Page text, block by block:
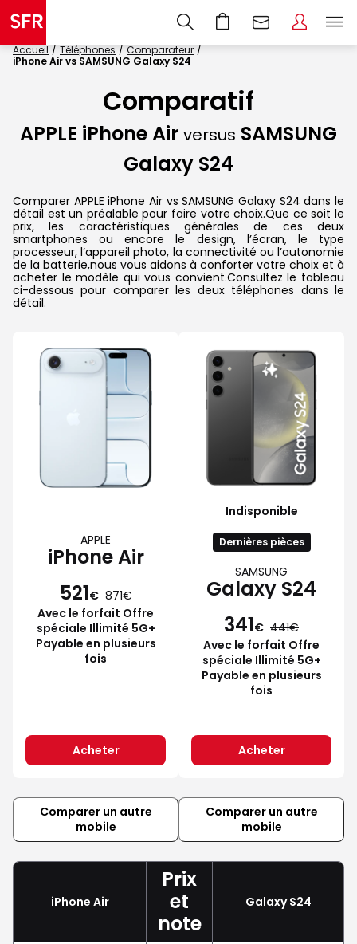
Accueil Téléphones
Comparateur
iPhone Air vs SAMSUNG Galaxy S24
Comparatif
APPLE iPhone Air versus SAMSUNG
Galaxy S24
Comparer APPLE iPhone Air vs SAMSUNG Galaxy S24 dans le
détail est un préalable pour faire votre choix.Que ce soit le
prix, les caractéristiques générales de ces deux
smartphones ou encore le design, l’écran, le type
processeur, l’appareil photo, la connectivité ou l’autonomie
de la batterie,nous vous aidons à conforter votre choix et à
acheter le modèle qui vous convient.Consultez le tableau
ci-dessous pour comparer les deux téléphones dans le
détail.
APPLE
iPhone Air
521€ 871
Avec le forfait Offre
spéciale Illimité 5G+
Payable en plusieurs
fois
Acheter
Indisponible
Dernières pièces
SAMSUNG
Galaxy S24
341€ 441
Avec le forfait Offre
spéciale Illimité 5G+
Payable en plusieurs
fois
Acheter
Comparer un autre
mobile
Comparer un autre
mobile
iPhone Air
Prix
et
note
Galaxy S24